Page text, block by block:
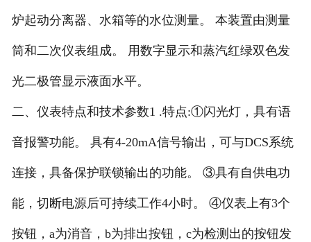
炉起动分离器、水箱等的水位测量。 本装置由测量
筒和二次仪表组成。 用数字显示和蒸汽红绿双色发
光二极管显示液面水平。
二、仪表特点和技术参数1 .特点:①闪光灯，具有语
音报警功能。 具有4-20mA信号输出，可与DCS系统
连接，具备保护联锁输出的功能。 ③具有自供电功
能，切断电源后可持续工作4小时。 ④仪表上有3个
按钮，a为消音，b为排出按钮，c为检测出的按钮发